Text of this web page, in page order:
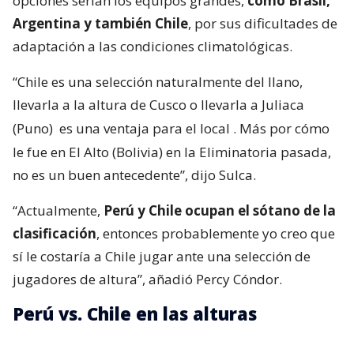
Argentina y también Chile, por sus dificultades de
adaptación a las condiciones climatológicas.
“Chile es una selección naturalmente del llano,
llevarla a la altura de Cusco o llevarla a Juliaca
(Puno) es una ventaja para el local . Más por cómo
le fue en El Alto (Bolivia) en la Eliminatoria pasada,
no es un buen antecedente”, dijo Sulca.
“Actualmente, Perú y Chile ocupan el sótano de la
clasificación, entonces probablemente yo creo que
sí le costaría a Chile jugar ante una selección de
jugadores de altura”, añadió Percy Cóndor.
Perú vs. Chile en las alturas